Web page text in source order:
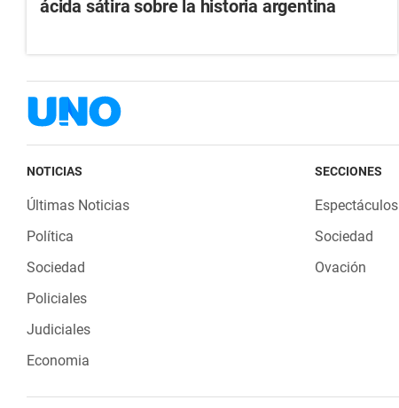
ácida sátira sobre la historia argentina
NOTICIAS
Últimas Noticias
Política
Sociedad
Policiales
Judiciales
Economia
SECCIONES
Espectáculos
Sociedad
Ovación